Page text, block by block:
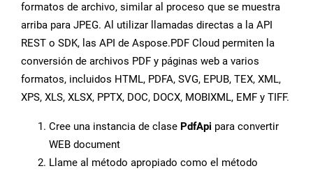
formatos de archivo, similar al proceso que se muestra
arriba para JPEG. Al utilizar llamadas directas a la API
REST o SDK, las API de Aspose.PDF Cloud permiten la
conversión de archivos PDF y páginas web a varios
formatos, incluidos HTML, PDFA, SVG, EPUB, TEX, XML,
XPS, XLS, XLSX, PPTX, DOC, DOCX, MOBIXML, EMF y TIFF.
Cree una instancia de clase PdfApi para convertir
WEB document
Llame al método apropiado como el método